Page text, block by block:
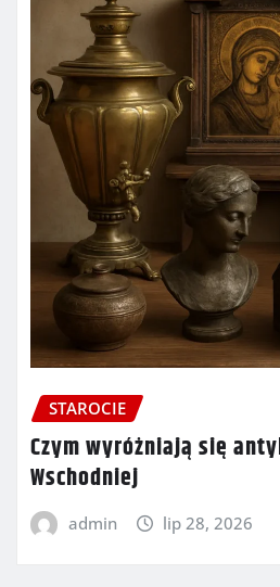
STAROCIE
Czym wyróżniają się
Wschodniej
admin lip 28, 2026